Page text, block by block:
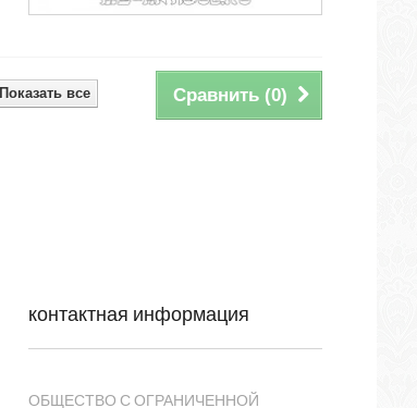
Сравнить (0)
Показать все
контактная информация
ОБЩЕСТВО С ОГРАНИЧЕННОЙ